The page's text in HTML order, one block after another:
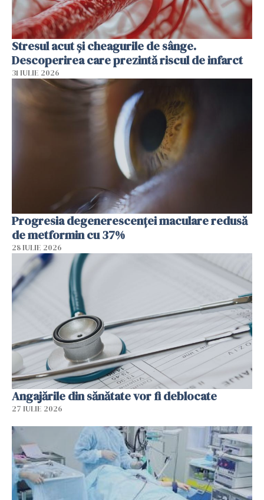
Stresul acut și cheagurile de sânge.
Descoperirea care prezintă riscul de infarct
31 IULIE 2026
Progresia degenerescenței maculare redusă
de metformin cu 37%
28 IULIE 2026
Angajările din sănătate vor fi deblocate
27 IULIE 2026